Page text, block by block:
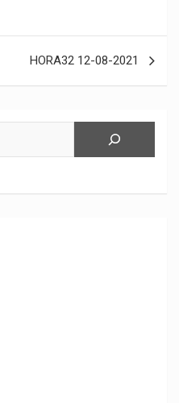
HORA32 12-08-2021